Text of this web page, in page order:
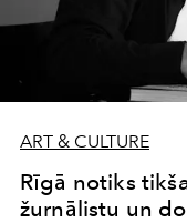
ART & CULTURE
Rīgā notiks
žurnālistu un